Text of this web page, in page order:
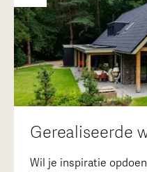
Gerealiseerde
Wil je inspiratie